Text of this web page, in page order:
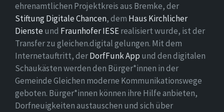
ehrenamtlichen Projektkreis aus Bremke, der
Stiftung Digitale Chancen, dem Haus Kirchlicher
Dienste und Fraunhofer IESErealisiert wurde, ist der
Transfer zu gleichen.digital gelungen. Mit dem
Internetauftritt, derDorfFunk App und den digitalen
Schaukästen werden den Bürger*innen in der
Gemeinde Gleichen moderne Kommunikationswege
geboten. Bürger*innen können ihre Hilfe anbieten,
Dorfneuigkeiten austauschen und sich über